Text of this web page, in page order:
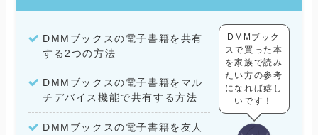
DMMブックスの電子書籍を共有
する2つの方法
DMMブックスの電子書籍をマル
チデバイス機能で共有する方法
DMMブックスの電子書籍を友人
DMMブック
スで買った本
を家族で読み
たい方の参考
になれば嬉し
いです！